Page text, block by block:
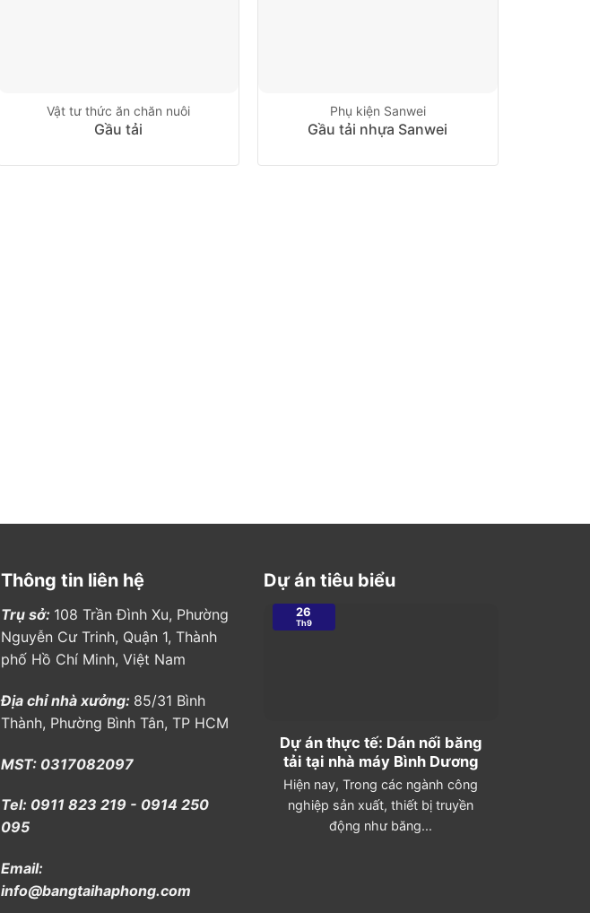
Vật tư thức ăn chăn nuôi
Gầu tải
Phụ kiện Sanwei
Gầu tải nhựa Sanwei
Thông tin liên hệ
Trụ sở: 108 Trần Đình Xu, Phường
Nguyễn Cư Trinh, Quận 1, Thành
phố Hồ Chí Minh, Việt Nam
Địa chỉ nhà xưởng: 85/31 Bình
Thành, Phường Bình Tân, TP HCM
MST: 0317082097
Tel: 0911 823 219 - 0914 250
095
Email:
info@bangtaihaphong.com
Dự án tiêu biểu
Dự án thực tế: Dán nối băng
tải tại nhà máy Bình Dương
Hiện nay, Trong các ngành công
nghiệp sản xuất, thiết bị truyền
động như băng...
26
Th9